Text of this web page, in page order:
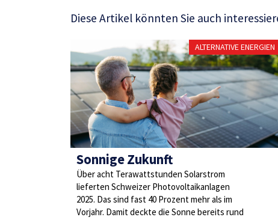
Diese Artikel könnten Sie auch
ALTERNATIVE ENERGIEN
Sonnige Zukunft
Über acht Terawattstunden Solarstrom
lieferten Schweizer Photovoltaikanlagen
2025. Das sind fast 40 Prozent mehr als im
Vorjahr. Damit deckte die Sonne bereits rund